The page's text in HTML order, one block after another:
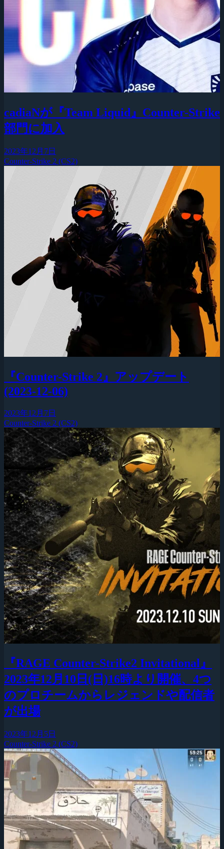
cadiaNが『Team Liquid』Counter-Strike
部門に加入
2023年12月7日
Counter-Strike 2 (CS2)
『Counter-Strike 2』アップデート
(2023-12-06)
2023年12月7日
Counter-Strike 2 (CS2)
『RAGE Counter-Strike2 Invitational』
2023年12月10日(日)16時より開催、4つ
のプロチームからレジェンドや配信者
が出場
2023年12月5日
Counter-Strike 2 (CS2)